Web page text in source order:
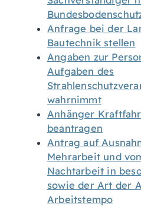
Anfrage bei der
Bautechnik stellen
Angaben zur
Aufgaben des
wahrnimmt
Anhänger
beantragen
Antrag auf
Mehrarbeit und
Nachtarbeit in
sowie der Art der
Arbeitstempo